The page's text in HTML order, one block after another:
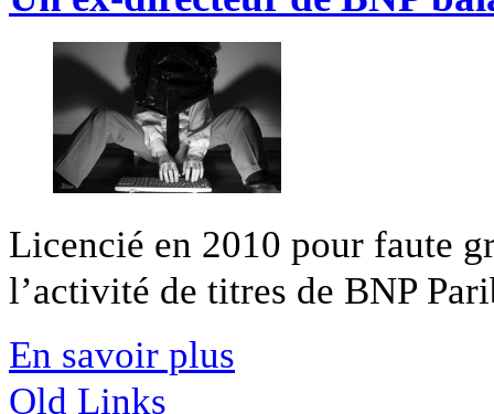
Licencié en 2010 pour faute
l’activité de titres de BNP
En savoir plus
Old Links